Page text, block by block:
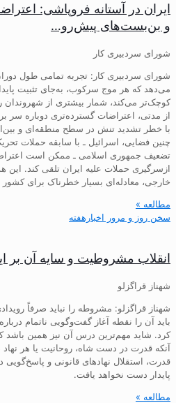
ایران در آستانه فروپاشی:
و بن‌بست‌های پیش‌رو…
شورای سردبیری کار
شورای سردبیری کار: تجربه تمامی طول
می‌دهد که هر موج سرکوب، به‌جای تثبیت
کوچک‌تر می‌کند، شمار بیشتری از
از مدتی، اعتراضات گسترده‌تری دوباره سر
با خطر تشدید تنش در سطح منطقه‌ای و
چنین فضایی، اسرائیل ـ با سابقه حملات
تضعیف جمهوری اسلامی ـ ممکن است
ازسرگیری حملات علیه ایران تلقی کند. این
خارجی، معادله‌ای بسیار خطرناک برای کشور
مطالعه »
سخن روز و مرور اخبارهفته
انقلاب مشروطیت و سایه آن بر
شهناز قراگزلو
شهناز قراگزلو: مشروطه را نباید صرفاً
باید آن را نقطه آغاز گفت‌وگویی ناتمام
کرد. شاید مهم‌ترین درس آن نیز همین
آنکه قدرت در دست شاه، روحانیت یا هر
قدرت، استقلال نهادهای قانونی و پاسخ‌گویی
پایدار دست نخواهد یافت.
مطالعه »